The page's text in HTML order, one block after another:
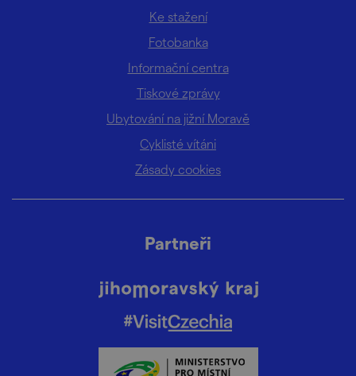
Ke stažení
Fotobanka
Informační centra
Tiskové zprávy
Ubytování na jižní Moravě
Cyklisté vítáni
Zásady cookies
Partneři